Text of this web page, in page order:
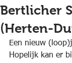
Bertlicher
(Herten-
Een nieuw
Hopelijk kan er